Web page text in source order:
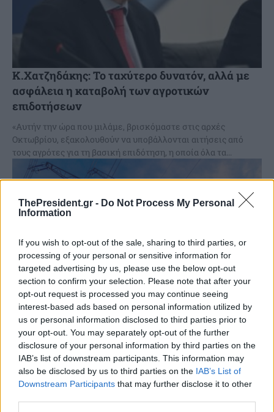
ThePresident.gr - Do Not Process My Personal
Information
If you wish to opt-out of the sale, sharing to third parties, or
processing of your personal or sensitive information for
targeted advertising by us, please use the below opt-out
section to confirm your selection. Please note that after your
opt-out request is processed you may continue seeing
interest-based ads based on personal information utilized by
us or personal information disclosed to third parties prior to
your opt-out. You may separately opt-out of the further
disclosure of your personal information by third parties on the
IAB’s list of downstream participants. This information may
also be disclosed by us to third parties on the IAB’s List of
Downstream Participants that may further disclose it to other
Κ.Χατζηδάκης: Το ταχύτερο δυνατόν, αλλά με
ασφάλεια η καταβολή των αγροτικών
επιδοτήσεων
«Αυτήν την ώρα που μιλάμε, βρισκόμαστε στις αρχές
Οκτωβρίου, εξακολουθούν να υποβάλλονται αιτήσεις από
τους αγρότες για τη βασική επιδότηση, η οποία όλα τα...
Άνοιξε η πλατφόρμα υποβολής αιτήσεων για
επιδότηση των λογαριασμών ηλεκτρικής
ενέργειας επιχειρήσεων
Από σήμερα, Δευτέρα 12 Μαΐου 2025 και ώρα 12.30 μ.μ.,
δίνεται η δυνατότητα υποβολής αιτήσεων από τις